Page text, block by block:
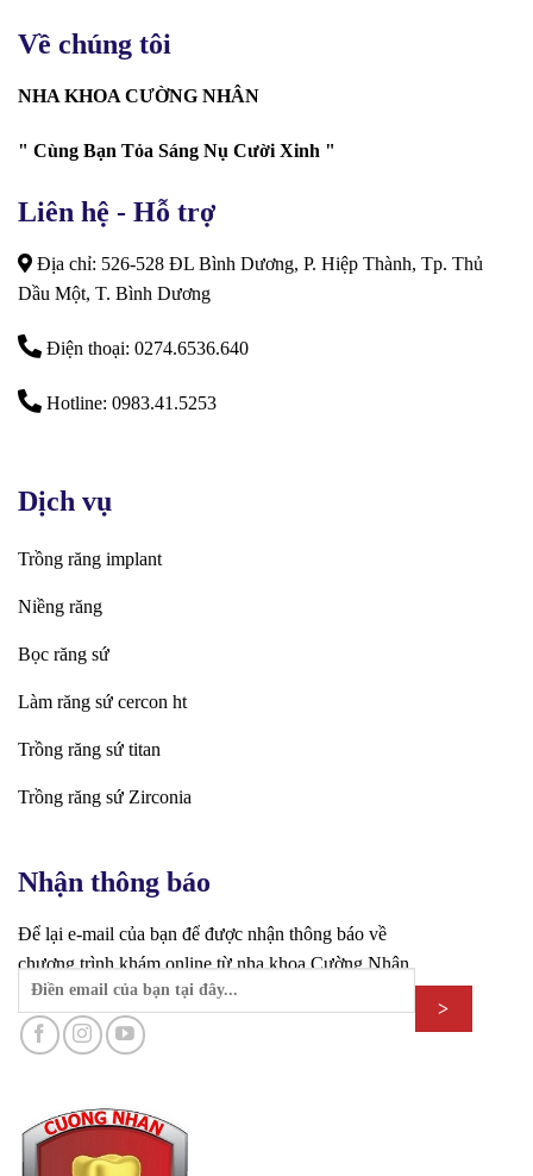
Về chúng tôi
NHA KHOA CƯỜNG NHÂN
" Cùng Bạn Tỏa Sáng Nụ Cười Xinh "
Liên hệ - Hỗ trợ
Địa chỉ: 526-528 ĐL Bình Dương, P. Hiệp Thành, Tp. Thủ
Dầu Một, T. Bình Dương
Điện thoại: 0274.6536.640
Hotline: 0983.41.5253
Dịch vụ
Trồng răng implant
Niềng răng
Bọc răng sứ
Làm răng sứ cercon ht
Trồng răng sứ titan
Trồng răng sứ Zirconia
Nhận thông báo
Để lại e-mail của bạn để được nhận thông báo về
chương trình khám online từ nha khoa Cường Nhân.